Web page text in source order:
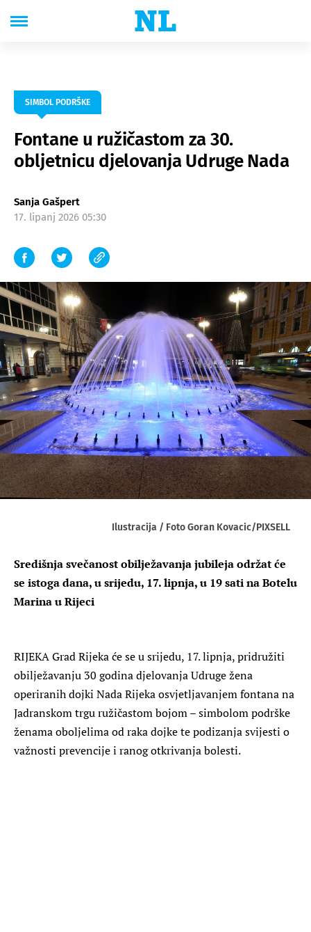
SIMBOL PODRŠKE
Fontane u ružičastom za 30.
obljetnicu djelovanja Udruge Nada
Sanja Gašpert
17. lipanj 2026 05:30
Ilustracija / Foto Goran Kovacic/PIXSELL
Središnja svečanost obilježavanja jubileja održat će
se istoga dana, u srijedu, 17. lipnja, u 19 sati na Botelu
Marina u Rijeci
RIJEKA Grad Rijeka će se u srijedu, 17. lipnja, pridružiti
obilježavanju 30 godina djelovanja Udruge žena
operiranih dojki Nada Rijeka osvjetljavanjem fontana na
Jadranskom trgu ružičastom bojom – simbolom podrške
ženama oboljelima od raka dojke te podizanja svijesti o
važnosti prevencije i ranog otkrivanja bolesti.